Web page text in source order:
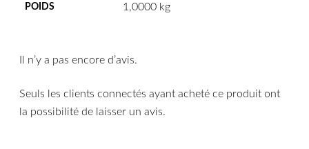
POIDS 1,0000 kg
Il n’y a pas encore d’avis.
Seuls les clients connectés ayant acheté ce produit ont
la possibilité de laisser un avis.